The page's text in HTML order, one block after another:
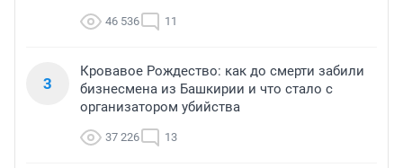
46 536 11
3
Кровавое Рождество: как до смерти забили
бизнесмена из Башкирии и что стало с
организатором убийства
37 226 13